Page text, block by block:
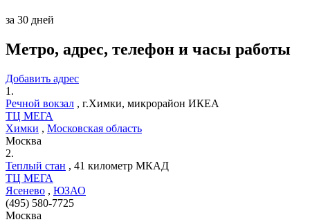
за 30 дней
Метро, адрес, телефон и часы работы
Добавить адрес
1.
Речной вокзал , г.Химки, микрорайон ИКЕА
ТЦ МЕГА
Химки , Московская область
Москва
2.
Теплый стан , 41 километр МКАД
ТЦ МЕГА
Ясенево , ЮЗАО
(495) 580-7725
Москва